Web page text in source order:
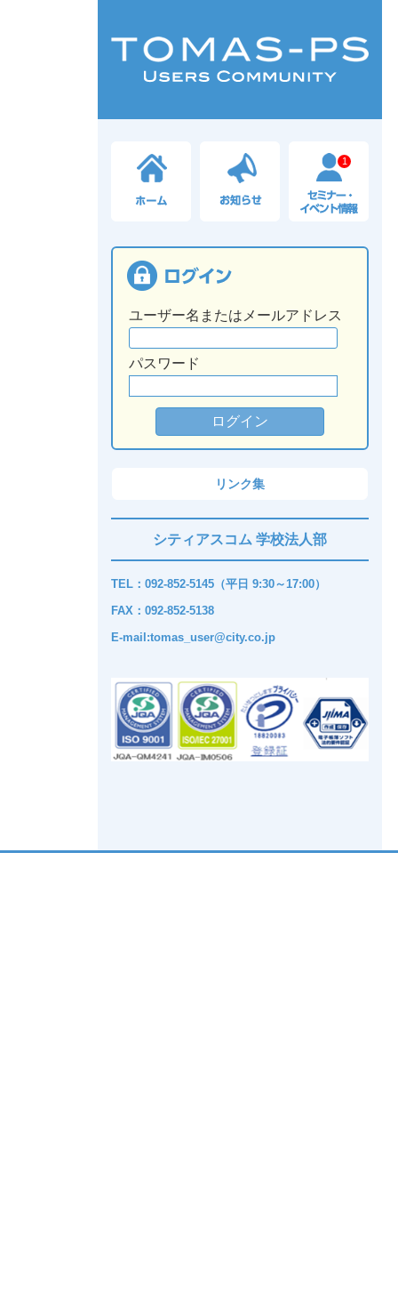
1
ユーザー名またはメールアドレス
パスワード
リンク集
シティアスコム 学校法人部
TEL：092-852-5145（平日 9:30～17:00）
FAX：092-852-5138
E-mail:tomas_user@city.co.jp